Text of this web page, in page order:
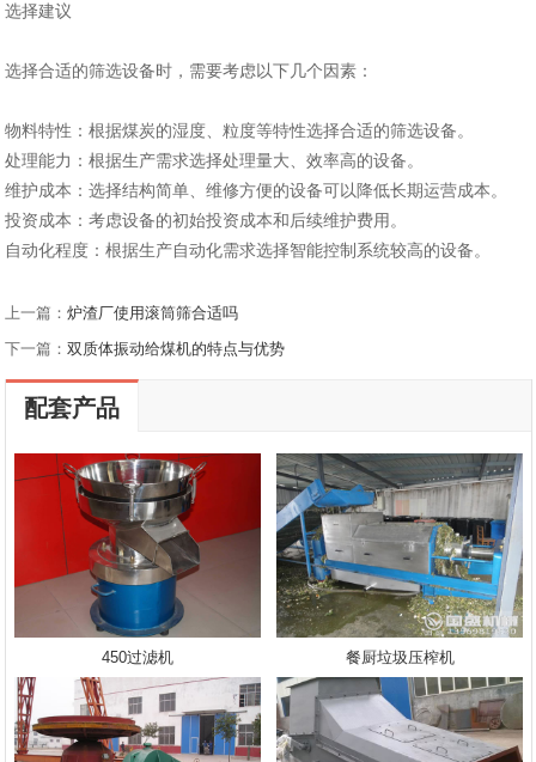
选择建议
选择合适的筛选设备时，需要考虑以下几个因素：
‌物料特性‌：根据煤炭的湿度、粒度等特性选择合适的筛选设备。
‌处理能力‌：根据生产需求选择处理量大、效率高的设备。
‌维护成本‌：选择结构简单、维修方便的设备可以降低长期运营成本。
‌投资成本‌：考虑设备的初始投资成本和后续维护费用。
‌自动化程度‌：根据生产自动化需求选择智能控制系统较高的设备。
上一篇：炉渣厂使用滚筒筛合适吗
下一篇：双质体振动给煤机的特点与优势
配套产品
450过滤机 餐厨垃圾压榨机